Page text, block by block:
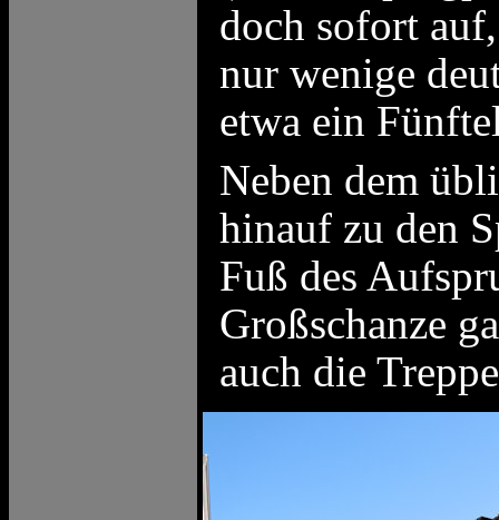
doch sofort
nur wenige
etwa ein
Neben dem
hinauf zu den
Fuß des
Großschanze
auch die